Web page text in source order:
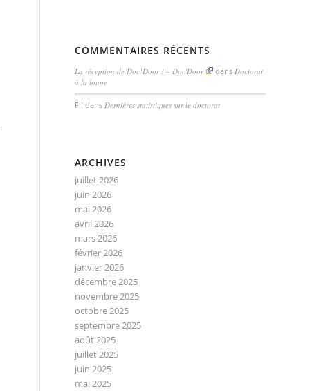
COMMENTAIRES RÉCENTS
La réception de Doc’Door ! – Doc'Door dans Doctorat
à la loupe
Fil dansDernières statistiques sur le doctorat
ARCHIVES
juillet 2026
juin 2026
mai 2026
avril 2026
mars 2026
février 2026
janvier 2026
décembre 2025
novembre 2025
octobre 2025
septembre 2025
août 2025
juillet 2025
juin 2025
mai 2025